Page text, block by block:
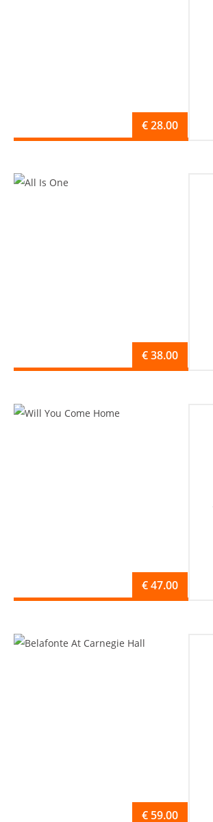
€28.00
€38.00
€47.00
€ 59.00